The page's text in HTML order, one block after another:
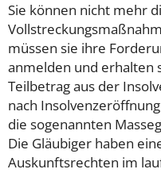
Sie können nicht mehr
müssen sie ihre
anmelden und erhalten
Teilbetrag aus der
nach
die sogenannten
Die Gläubiger haben
Auskunftsrechten im